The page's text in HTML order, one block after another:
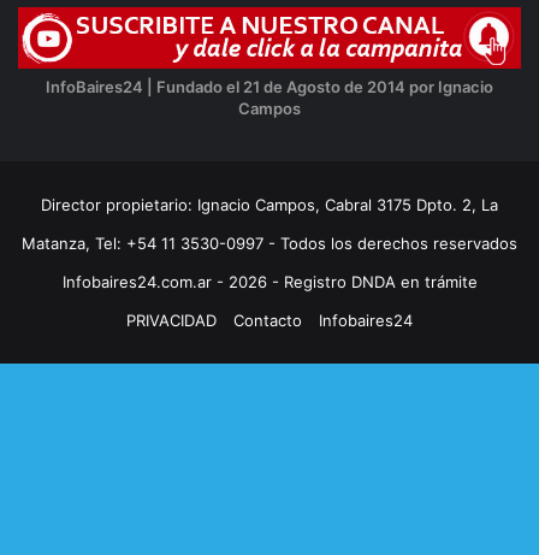
InfoBaires24 | Fundado el 21 de Agosto de 2014 por Ignacio
Campos
Director propietario: Ignacio Campos, Cabral 3175 Dpto. 2, La
Matanza, Tel: +54 11 3530-0997 - Todos los derechos reservados
Infobaires24.com.ar - 2026 - Registro DNDA en trámite
PRIVACIDAD
Contacto Infobaires24